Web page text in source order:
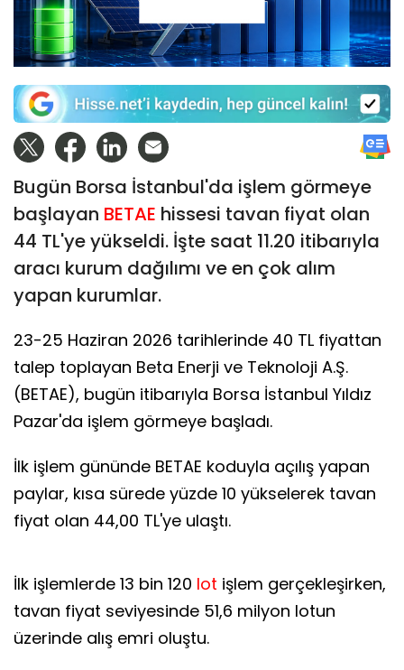
Bugün Borsa İstanbul'da işlem görmeye
başlayan BETAE hissesi tavan fiyat olan
44 TL'ye yükseldi. İşte saat 11.20 itibarıyla
aracı kurum dağılımı ve en çok alım
yapan kurumlar.
23-25 Haziran 2026 tarihlerinde 40 TL fiyattan
talep toplayan Beta Enerji ve Teknoloji A.Ş.
(BETAE), bugün itibarıyla Borsa İstanbul Yıldız
Pazar'da işlem görmeye başladı.
İlk işlem gününde BETAE koduyla açılış yapan
paylar, kısa sürede yüzde 10 yükselerek tavan
fiyat olan 44,00 TL'ye ulaştı.
İlk işlemlerde 13 bin 120 lot işlem gerçekleşirken,
tavan fiyat seviyesinde 51,6 milyon lotun
üzerinde alış emri oluştu.